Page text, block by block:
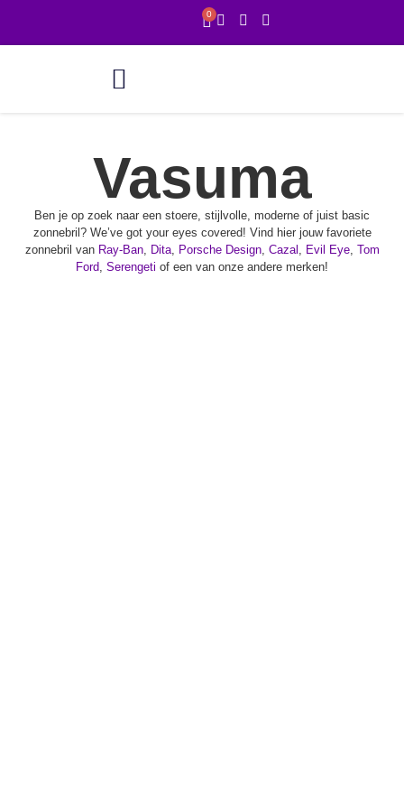
0
Vasuma
Ben je op zoek naar een stoere, stijlvolle, moderne of juist basic
zonnebril? We’ve got your eyes covered! Vind hier jouw favoriete
zonnebril van Ray-Ban, Dita, Porsche Design, Cazal , Evil Eye, Tom
Ford, Serengeti of een van onze andere merken!